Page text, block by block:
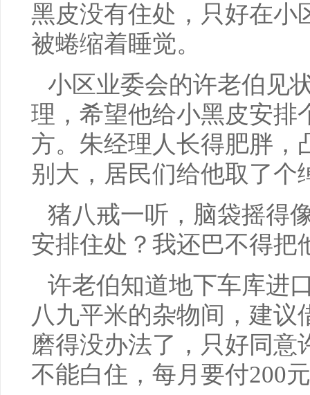
黑皮没有住处，只好在小
被蜷缩着睡觉。
小区业委会的许老伯见
理，希望他给小黑皮安排
方。朱经理人长得肥胖，
别大，居民们给他取了个
猪八戒一听，脑袋摇得
安排住处？我还巴不得把
许老伯知道地下车库进
八九平米的杂物间，建
磨得没办法了，只好同意
不能白住，每月要付200